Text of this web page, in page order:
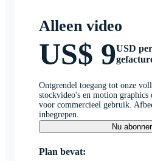
Alleen video
US$ 9USD
Ontgrendel toegang tot onze
stockvideo's en motion
voor commercieel gebruik.
inbegrepen.
Nu
Plan bevat: